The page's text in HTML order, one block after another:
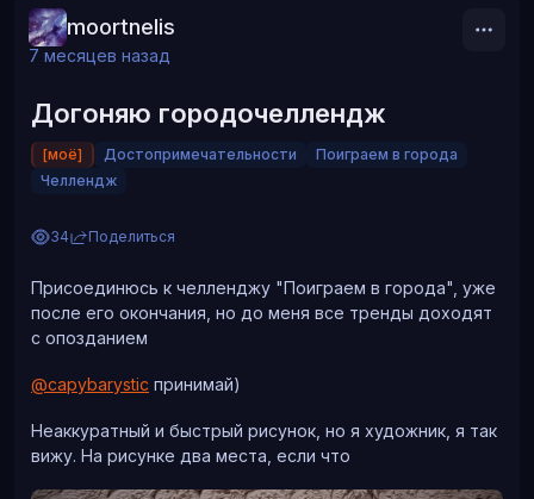
moortnelis
7 месяцев назад
Догоняю городочеллендж
[моё] Достопримечательности
Поиграем в города
Челлендж
34 Поделиться
Присоединюсь к челленджу "Поиграем в города", уже
после его окончания, но до меня все тренды доходят
с опозданием
@capybarystic принимай)
Неаккуратный и быстрый рисунок, но я художник, я так
вижу. На рисунке два места, если что